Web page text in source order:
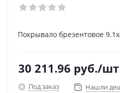
Покрывало брезентовое
30 211.96 руб./шт
Под заказ Нашли